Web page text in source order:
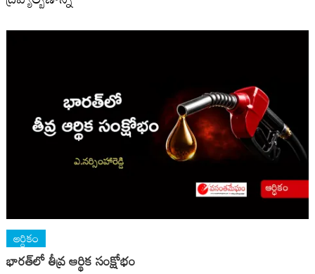
ఆర్ధికం
భారత్‌లో తీవ్ర ఆర్థిక సంక్షోభం